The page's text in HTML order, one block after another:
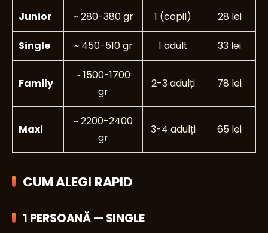
Junior ~ 280-380 gr 1 (copil) 28 lei
Single ~ 450-510 gr 1 adult 33 lei
Family
~ 1500-1700
gr
2-3 adulți 78 lei
Maxi
~ 2200-2400
gr
3-4 adulți 65 lei
CUM ALEGI RAPID
1 PERSOANĂ — SINGLE